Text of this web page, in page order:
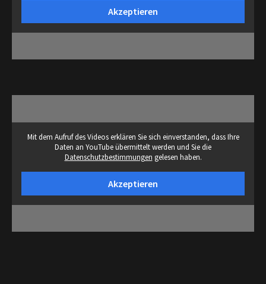
Akzeptieren
Mit dem Aufruf des Videos erklären Sie sich einverstanden, dass Ihre
Daten an YouTube übermittelt werden und Sie die
Datenschutzbestimmungen gelesen haben.
Akzeptieren